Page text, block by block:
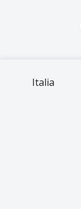
Italia